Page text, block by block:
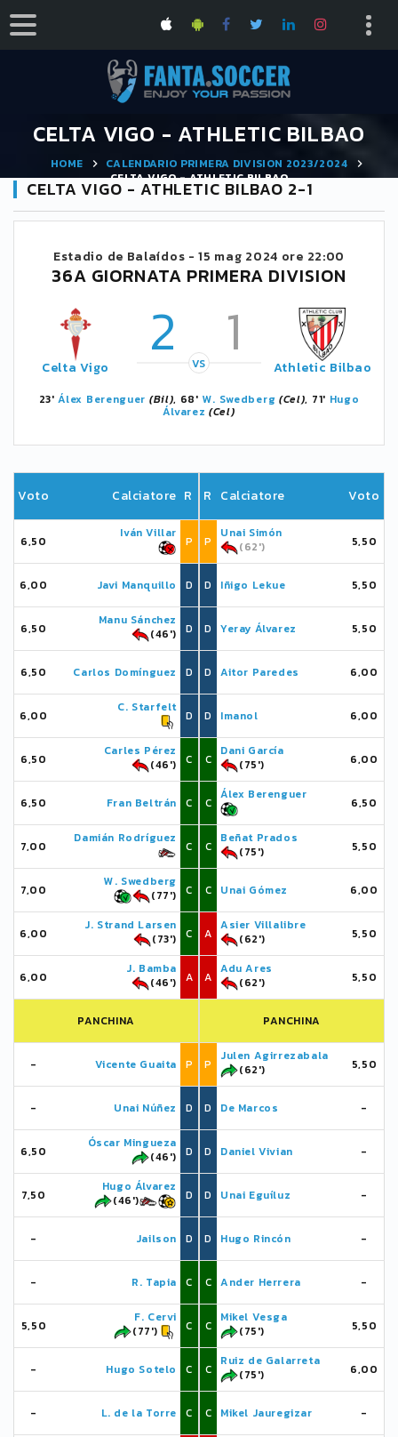
CELTA VIGO - ATHLETIC BILBAO
HOME
CALENDARIO PRIMERA DIVISION 2023/2024
CELTA VIGO - ATHLETIC BILBAO
CELTA VIGO - ATHLETIC BILBAO 2-1
Estadio de Balaídos -15 mag 2024 ore 22:00
36A GIORNATA PRIMERA DIVISION
Celta Vigo 2 1
VS Athletic Bilbao
23'Álex Berenguer (Bil), 68' W. Swedberg (Cel), 71' Hugo
Álvarez (Cel)
Voto Calciatore R
6,50
Iván Villar
P
6,00 Javi Manquillo D
6,50
Manu Sánchez
(46')
D
6,50 Carlos Domínguez D
6,00
C. Starfelt
D
6,50
Carles Pérez
(46')
C
6,50 Fran Beltrán C
7,00
Damián Rodríguez
C
7,00
W. Swedberg
(77')
C
6,00
J. Strand Larsen
(73')
C
6,00
J. Bamba
(46')
A
PANCHINA
- Vicente Guaita P
- Unai Núñez D
6,50
Óscar Mingueza
(46')
D
7,50
Hugo Álvarez
(46')
D
- Jailson D
- R. Tapia C
5,50
F. Cervi
(77')
C
- Hugo Sotelo C
- L. de la Torre C
R Calciatore Voto
P
Unai Simón
(62')
5,50
D Iñigo Lekue 5,50
D Yeray Álvarez 5,50
D Aitor Paredes 6,00
D Imanol 6,00
C
Dani García
(75')
6,00
C
Álex Berenguer
6,50
C
Beñat Prados
(75')
5,50
C Unai Gómez 6,00
A
Asier Villalibre
(62')
5,50
A
Adu Ares
(62')
5,50
PANCHINA
P
Julen Agirrezabala
(62')
5,50
D De Marcos -
D Daniel Vivian -
D Unai Eguíluz -
D Hugo Rincón -
C Ander Herrera -
C
Mikel Vesga
(75')
5,50
C
Ruiz de Galarreta
(75')
6,00
C Mikel Jauregizar -